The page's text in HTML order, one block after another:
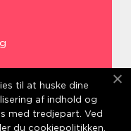
til at huske dine
af indhold og
med tredjepart. Ved
du cookiepolitikken.